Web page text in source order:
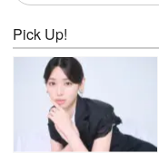
Pick Up!